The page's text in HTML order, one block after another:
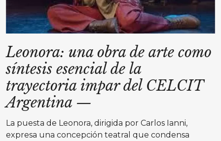
Leonora: una obra de arte como
síntesis esencial de la
trayectoria impar del CELCIT
Argentina —
La puesta de Leonora, dirigida por Carlos Ianni,
expresa una concepción teatral que condensa